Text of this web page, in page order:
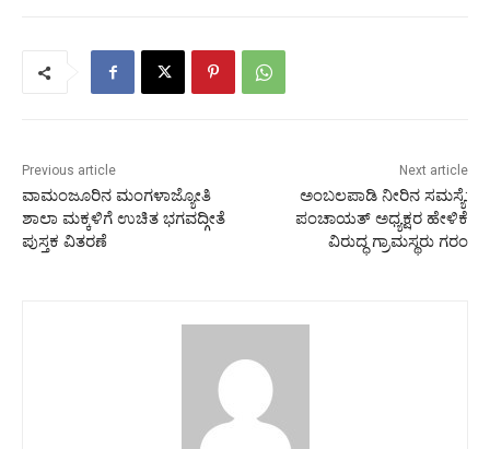
Previous article
ವಾಮಂಜೂರಿನ ಮಂಗಳಾಜ್ಯೋತಿ
ಶಾಲಾ ಮಕ್ಕಳಿಗೆ ಉಚಿತ ಭಗವದ್ಗೀತೆ
ಪುಸ್ತಕ ವಿತರಣೆ
Next article
ಅಂಬಲಪಾಡಿ ನೀರಿನ‌ ಸಮಸ್ಯೆ:
ಪಂಚಾಯತ್ ಅಧ್ಯಕ್ಷರ ಹೇಳಿಕೆ
ವಿರುದ್ಧ ಗ್ರಾಮಸ್ಥರು ಗರಂ